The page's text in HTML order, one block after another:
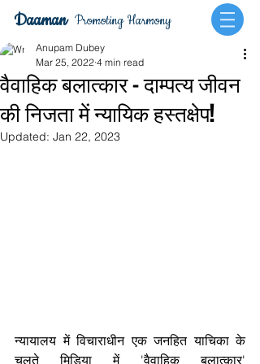
Promoting Harmony
Daaman
वैवाहिक बलात्कार - दाम्पत्य जीवन
की निजता में न्यायिक हस्तक्षेप!
Anupam Dubey
Mar 25, 2022 4 min read
Updated: Jan 22, 2023
न्यायालय में विचाराधीन एक जनहित याचिका के